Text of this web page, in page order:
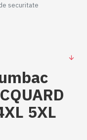
securitate
5XL